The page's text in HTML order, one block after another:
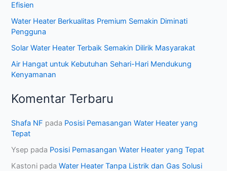
Efisien
Water Heater Berkualitas Premium Semakin Diminati
Pengguna
Solar Water Heater Terbaik Semakin Dilirik Masyarakat
Air Hangat untuk Kebutuhan Sehari-Hari Mendukung
Kenyamanan
Komentar Terbaru
Shafa NF pada Posisi Pemasangan Water Heater yang
Tepat
Ysep pada Posisi Pemasangan Water Heater yang Tepat
Kastoni padaWater Heater Tanpa Listrik dan Gas Solusi